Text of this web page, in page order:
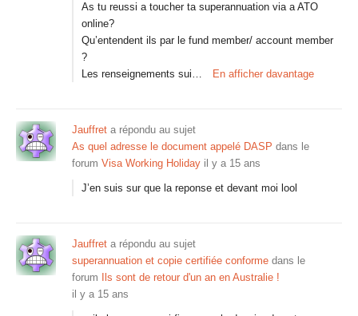
As tu reussi a toucher ta superannuation via a ATO
online?
Qu’entendent ils par le fund member/ account member
?
Les renseignements sui…
En afficher davantage
Jauffret a répondu au sujet
As quel adresse le document appelé DASP dans le
forum Visa Working Holiday il y a 15 ans
J’en suis sur que la reponse et devant moi lool
Jauffret a répondu au sujet
superannuation et copie certifiée conforme dans le
forum
Ils sont de retour d'un an en Australie !
il y a 15 ans